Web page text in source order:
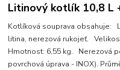
Litinový kotlík 10,8 L
Kotlíková souprava obsahuje:
litina, nerezová rukojeť.
Hmotnost: 6,55 kg. Nerezová
povrchová úprava - INOX).